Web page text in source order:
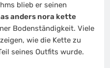
blieb er seinen
anders nora kette
Bodenständigkeit. Viele
wie die Kette zu
seines Outfits wurde.